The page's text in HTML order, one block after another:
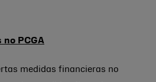
no PCGA
medidas financieras no